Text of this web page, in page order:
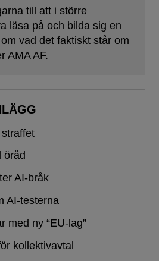
till att i större
läsa på och bilda sig en
vad det faktiskt står om
AMA AF.
öråd
AI-bråk
AI-testerna
med ny “EU-lag”
kollektivavtal